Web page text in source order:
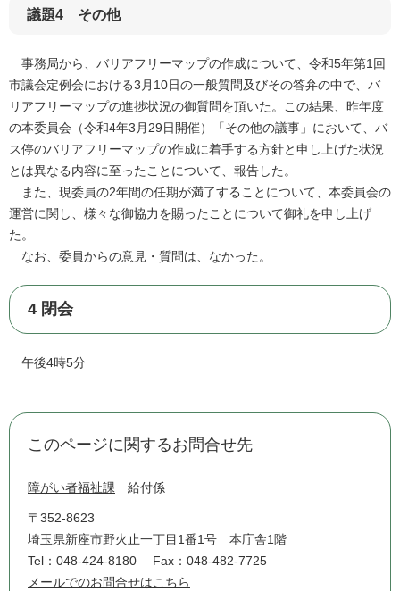
議題4 その他
事務局から、バリアフリーマップの作成について、令和5年第1回
市議会定例会における3月10日の一般質問及びその答弁の中で、バ
リアフリーマップの進捗状況の御質問を頂いた。この結果、昨年度
の本委員会（令和4年3月29日開催）「その他の議事」において、バ
ス停のバリアフリーマップの作成に着手する方針と申し上げた状況
とは異なる内容に至ったことについて、報告した。
また、現委員の2年間の任期が満了することについて、本委員会の
運営に関し、様々な御協力を賜ったことについて御礼を申し上げ
た。
なお、委員からの意見・質問は、なかった。
4 閉会
午後4時5分
このページに関するお問合せ先
障がい者福祉課 給付係
〒352-8623
埼玉県新座市野火止一丁目1番1号 本庁舎1階
Tel：048-424-8180
Fax：048-482-7725
メールでのお問合せはこちら